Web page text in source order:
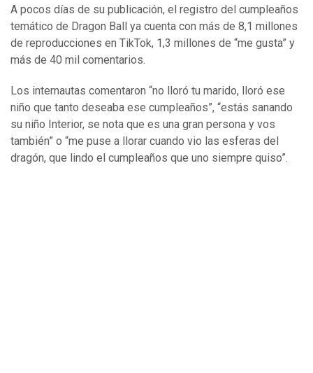
A pocos días de su publicación, el registro del cumpleaños
temático de Dragon Ball ya cuenta con más de 8,1 millones
de reproducciones en TikTok, 1,3 millones de “me gusta” y
más de 40 mil comentarios.
Los internautas comentaron “no lloró tu marido, lloró ese
niño que tanto deseaba ese cumpleaños”, “estás sanando
su niño Interior, se nota que es una gran persona y vos
también” o “me puse a llorar cuando vio las esferas del
dragón, que lindo el cumpleaños que uno siempre quiso”.